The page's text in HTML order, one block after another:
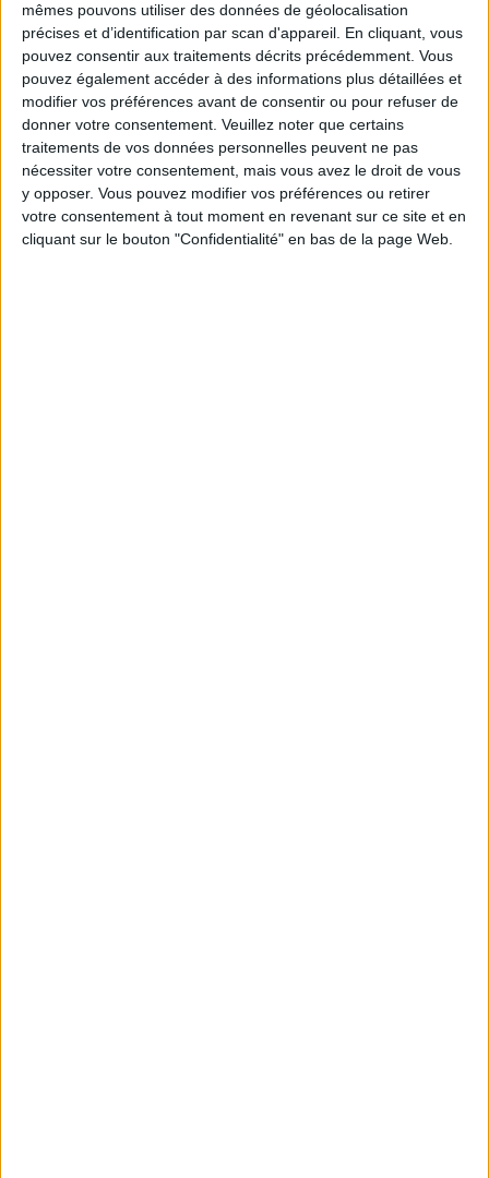
mêmes pouvons utiliser des données de géolocalisation
précises et d’identification par scan d'appareil. En cliquant, vous
pouvez consentir aux traitements décrits précédemment. Vous
pouvez également accéder à des informations plus détaillées et
modifier vos préférences avant de consentir ou pour refuser de
donner votre consentement. Veuillez noter que certains
traitements de vos données personnelles peuvent ne pas
nécessiter votre consentement, mais vous avez le droit de vous
y opposer. Vous pouvez modifier vos préférences ou retirer
votre consentement à tout moment en revenant sur ce site et en
cliquant sur le bouton "Confidentialité" en bas de la page Web.
S'INSCRIRE